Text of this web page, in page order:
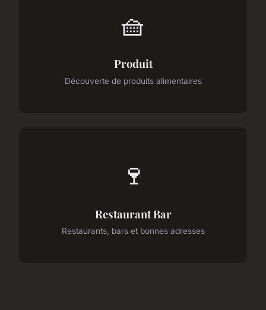
🧺
Produit
Découverte de produits alimentaires
🍷
Restaurant Bar
Restaurants, bars et bonnes adresses